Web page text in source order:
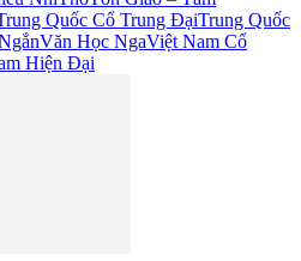
Quốc Cổ Trung ĐạiTrung Quốc
Văn Học NgaViệt Nam Cổ
Hiện Đại